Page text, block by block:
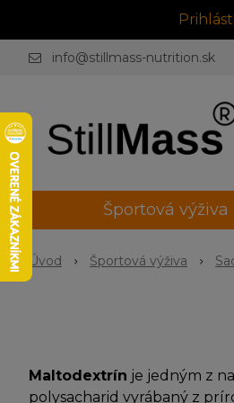
info@stillmass-nutrition.sk
Športová výživa
Úvod Športová výživa
Maltodextrín je jedným z
polysacharid vyrábaný z